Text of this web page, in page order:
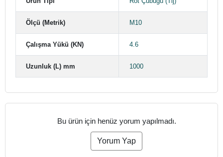
Ölçü (Metrik) M10
Çalışma Yükü (KN) 4.6
Uzunluk (L) mm 1000
Bu ürün için henüz yorum yapılmadı.
Yorum Yap